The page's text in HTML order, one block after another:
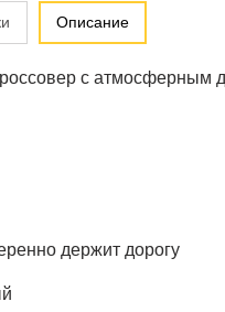
Описание
с атмосферным
держит дорогу